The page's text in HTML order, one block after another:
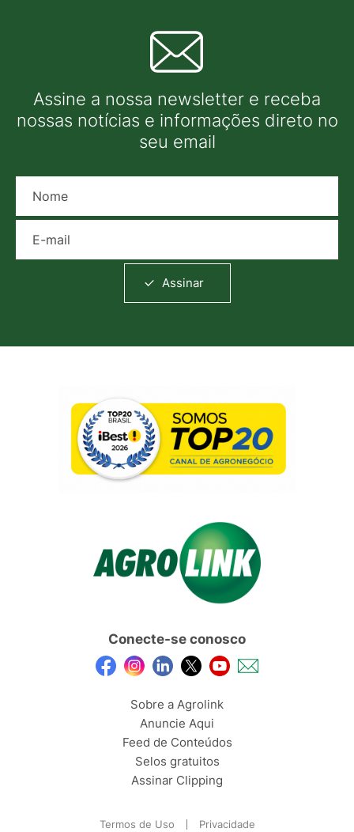
Assine a nossa newsletter e receba
nossas notícias e informações direto no
seu email
Assinar
Conecte-se conosco
Sobre a Agrolink
Anuncie Aqui
Feed de Conteúdos
Selos gratuitos
Assinar Clipping
Termos de Uso Privacidade